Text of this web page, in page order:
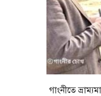
গাংনীতে